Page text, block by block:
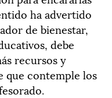
ha advertido
de bienestar,
debe
recursos y
que contemple los